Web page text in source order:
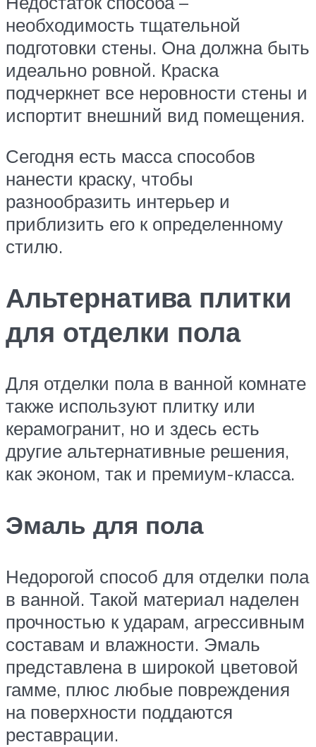
необходимость тщательной
подготовки стены. Она должна быть
идеально ровной. Краска
подчеркнет все неровности стены и
испортит внешний вид помещения.
Сегодня есть масса способов
нанести краску, чтобы
разнообразить интерьер и
приблизить его к определенному
стилю.
Альтернатива плитки
для отделки пола
Для отделки пола в ванной комнате
также используют плитку или
керамогранит, но и здесь есть
другие альтернативные решения,
как эконом, так и премиум-класса.
Эмаль для пола
Недорогой способ для отделки пола
в ванной. Такой материал наделен
прочностью к ударам, агрессивным
составам и влажности. Эмаль
представлена в широкой цветовой
гамме, плюс любые повреждения
на поверхности поддаются
реставрации.